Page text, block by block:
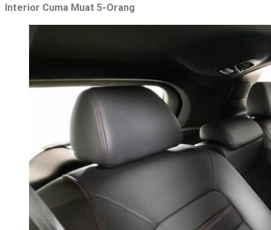
Interior Cuma Muat 5-Orang